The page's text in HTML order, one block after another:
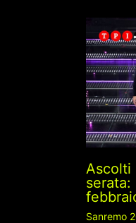
Ascolti
serata:
Sanremo